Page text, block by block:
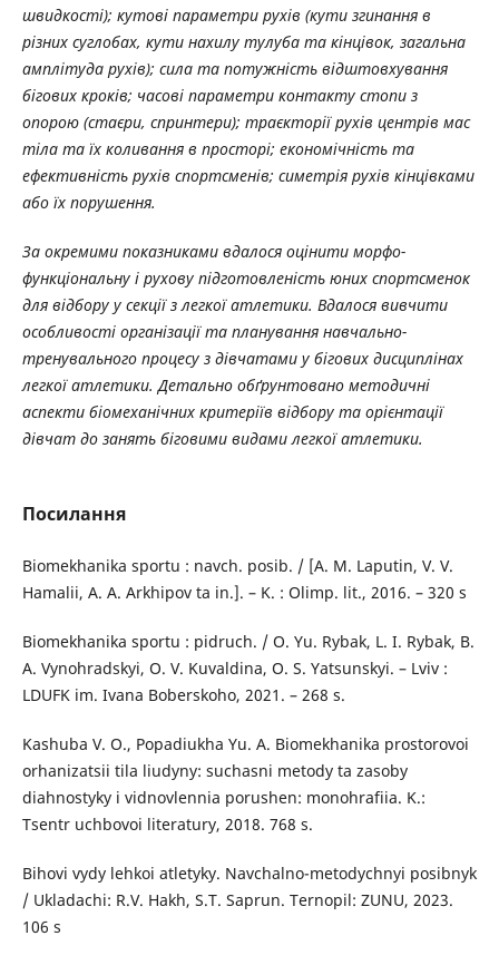
швидкості); кутові параметри рухів (кути згинання в
різних суглобах, кути нахилу тулуба та кінцівок, загальна
амплітуда рухів); сила та потужність відштовхування
бігових кроків; часові параметри контакту стопи з
опорою (стаєри, спринтери); траєкторії рухів центрів мас
тіла та їх коливання в просторі; економічність та
ефективність рухів спортсменів; симетрія рухів кінцівками
або їх порушення.
За окремими показниками вдалося оцінити морфо-
функціональну і рухову підготовленість юних спортсменок
для відбору у секції з легкої атлетики. Вдалося вивчити
особливості організації та планування навчально-
тренувального процесу з дівчатами у бігових дисциплінах
легкої атлетики. Детально обґрунтовано методичні
аспекти біомеханічних критеріїв відбору та орієнтації
дівчат до занять біговими видами легкої атлетики.
Посилання
Biomekhanika sportu : navch. posib. / [A. M. Laputin, V. V.
Hamalii, A. A. Arkhipov ta in.]. – K. : Olimp. lit., 2016. – 320 s
Biomekhanika sportu : pidruch. / O. Yu. Rybak, L. I. Rybak, B.
A. Vynohradskyi, O. V. Kuvaldina, O. S. Yatsunskyi. – Lviv :
LDUFK im. Ivana Boberskoho, 2021. – 268 s.
Kashuba V. O., Popadiukha Yu. A. Biomekhanika prostorovoi
orhanizatsii tila liudyny: suchasni metody ta zasoby
diahnostyky i vidnovlennia porushen: monohrafiia. K.:
Tsentr uchbovoi literatury, 2018. 768 s.
Bihovi vydy lehkoi atletyky. Navchalno-metodychnyi posibnyk
/ Ukladachi: R.V. Hakh, S.T. Saprun. Ternopil: ZUNU, 2023.
106 s